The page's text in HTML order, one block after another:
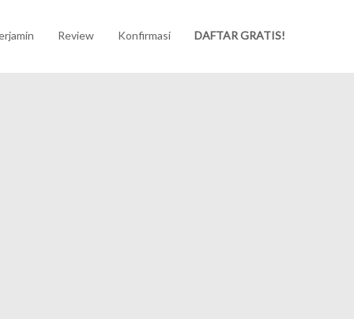
Review Konfirmasi DAFTAR GRATIS!